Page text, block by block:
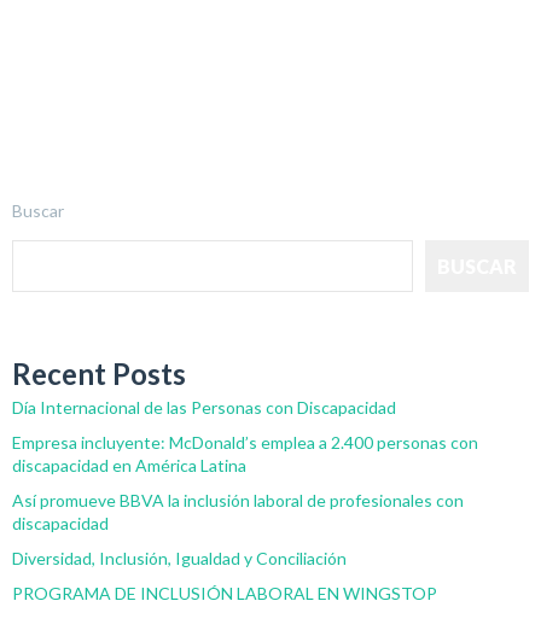
Buscar
Recent Posts
Día Internacional de las Personas con Discapacidad
Empresa incluyente: McDonald’s emplea a 2.400 personas con
discapacidad en América Latina
Así promueve BBVA la inclusión laboral de profesionales con
discapacidad
Diversidad, Inclusión, Igualdad y Conciliación
PROGRAMA DE INCLUSIÓN LABORAL EN WINGSTOP